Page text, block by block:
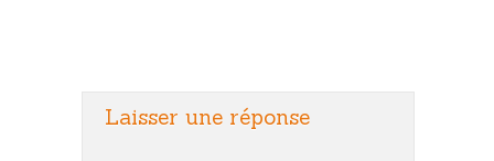
Laisser une réponse